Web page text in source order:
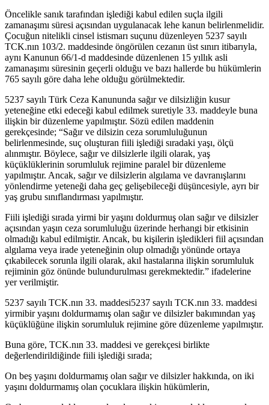
Öncelikle sanık tarafından işlediği kabul edilen suçla ilgili
zamanaşımı süresi açısından uygulanacak lehe kanun belirlenmelidir.
Çocuğun nitelikli cinsel istismarı suçunu düzenleyen 5237 sayılı
TCK.nın 103/2. maddesinde öngörülen cezanın üst sınırı itibarıyla,
aynı Kanunun 66/1-d maddesinde düzenlenen 15 yıllık asli
zamanaşımı süresinin geçerli olduğu ve bazı hallerde bu hükümlerin
765 sayılı göre daha lehe olduğu görülmektedir.
5237 sayılı Türk Ceza Kanununda sağır ve dilsizliğin kusur
yeteneğine etki edeceği kabul edilmek suretiyle 33. maddeyle buna
ilişkin bir düzenleme yapılmıştır. Sözü edilen maddenin
gerekçesinde; “Sağır ve dilsizin ceza sorumluluğunun
belirlenmesinde, suç oluşturan fiili işlediği sıradaki yaşı, ölçü
alınmıştır. Böylece, sağır ve dilsizlerle ilgili olarak, yaş
küçüklüklerinin sorumluluk rejimine paralel bir düzenleme
yapılmıştır. Ancak, sağır ve dilsizlerin algılama ve davranışlarını
yönlendirme yeteneği daha geç gelişebileceği düşüncesiyle, ayrı bir
yaş grubu sınıflandırması yapılmıştır.
Fiili işlediği sırada yirmi bir yaşını doldurmuş olan sağır ve dilsizler
açısından yaşın ceza sorumluluğu üzerinde herhangi bir etkisinin
olmadığı kabul edilmiştir. Ancak, bu kişilerin işledikleri fiil açısından
algılama veya irade yeteneğinin olup olmadığı yönünde ortaya
çıkabilecek sorunla ilgili olarak, akıl hastalarına ilişkin sorumluluk
rejiminin göz önünde bulundurulması gerekmektedir.” ifadelerine
yer verilmiştir.
5237 sayılı TCK.nın 33. maddesi5237 sayılı TCK.nın 33. maddesi
yirmibir yaşını doldurmamış olan sağır ve dilsizler bakımından yaş
küçüklüğüne ilişkin sorumluluk rejimine göre düzenleme yapılmıştır.
Buna göre, TCK.nın 33. maddesi ve gerekçesi birlikte
değerlendirildiğinde fiili işlediği sırada;
On beş yaşını doldurmamış olan sağır ve dilsizler hakkında, on iki
yaşını doldurmamış olan çocuklara ilişkin hükümlerin,